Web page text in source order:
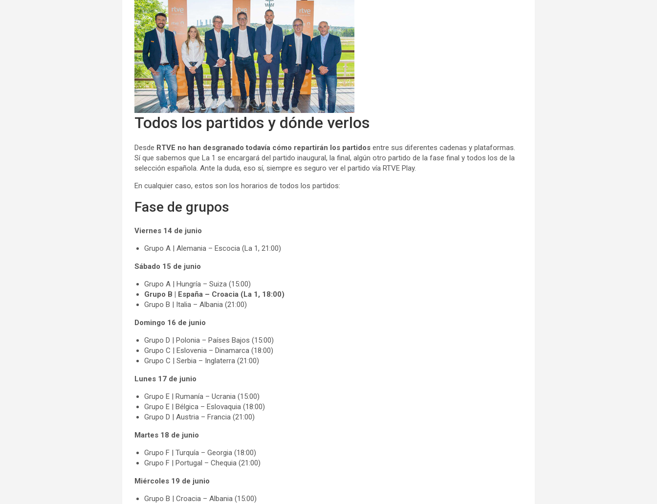
Todos los partidos y dónde verlos
Desde RTVE no han desgranado todavía cómo repartirán los partidos entre sus diferentes cadenas y plataformas.
Sí que sabemos que La 1 se encargará del partido inaugural, la final, algún otro partido de la fase final y todos los de la
selección española. Ante la duda, eso sí, siempre es seguro ver el partido vía RTVE Play.
En cualquier caso, estos son los horarios de todos los partidos:
Fase de grupos
Viernes 14 de junio
Grupo A | Alemania – Escocia (La 1, 21:00)
Sábado 15 de junio
Grupo A | Hungría – Suiza (15:00)
Grupo B | España – Croacia (La 1, 18:00)
Grupo B | Italia – Albania (21:00)
Domingo 16 de junio
Grupo D | Polonia – Países Bajos (15:00)
Grupo C | Eslovenia – Dinamarca (18:00)
Grupo C | Serbia – Inglaterra (21:00)
Lunes 17 de junio
Grupo E | Rumanía – Ucrania (15:00)
Grupo E | Bélgica – Eslovaquia (18:00)
Grupo D | Austria – Francia (21:00)
Martes 18 de junio
Grupo F | Turquía – Georgia (18:00)
Grupo F | Portugal – Chequia (21:00)
Miércoles 19 de junio
Grupo B | Croacia – Albania (15:00)